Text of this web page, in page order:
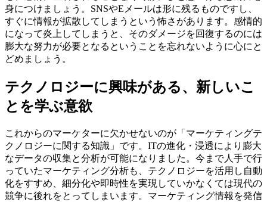
身につけましょう。SNSやEメールは形に残るものですし、
すぐに情報が拡散してしまうという怖さがあります。感情的
になって炎上してしまうと、そのダメージを回復するのには
膨大な努力が必要となるということを忘れないように心にと
どめましょう。
テクノロジーに興味がある、新しいこ
とを学ぶ意欲
これからのマーケターに欠かせないのが「マーケティングテ
クノロジーに関する知識」です。ITの進化・浸透により膨大
なデータの収集と分析が可能になりました。今まで人手で行
っていたマーケティング分析も、テクノロジーを活用し自動
化をすすめ、細分化や即時性を実現していかなくては現代の
競争に後れをとってしまいます。マーケティング情報を発信